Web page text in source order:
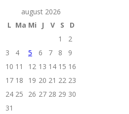
august 2026
L Ma Mi J V S
D
1
2
3
4 5 6 7 8
9
10 11 12 13 14 15 16
17 18 19 20 21 22 23
24 25 26 27 28 29 30
31